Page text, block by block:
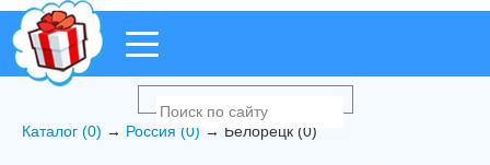
Каталог (0) → Россия (0) → Белорецк (0)